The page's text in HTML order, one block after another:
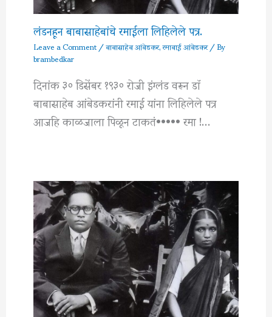
लंडनहून बाबासाहेबांचे रमाईला लिहिलेले पत्र.
Leave a Comment/बाबासाहेब आंबेडकर,रमाबाई आंबेडकर/ By
brambedkar
दिनांक ३० डिसेंबर १९३० रोजी इंग्लंड वरून डाॅ
बाबासाहेब आंबेडकरांनी रमाई यांना लिहिलेले पत्र
आजहि काळजाला पिळून टाकतं••••• रमा !…